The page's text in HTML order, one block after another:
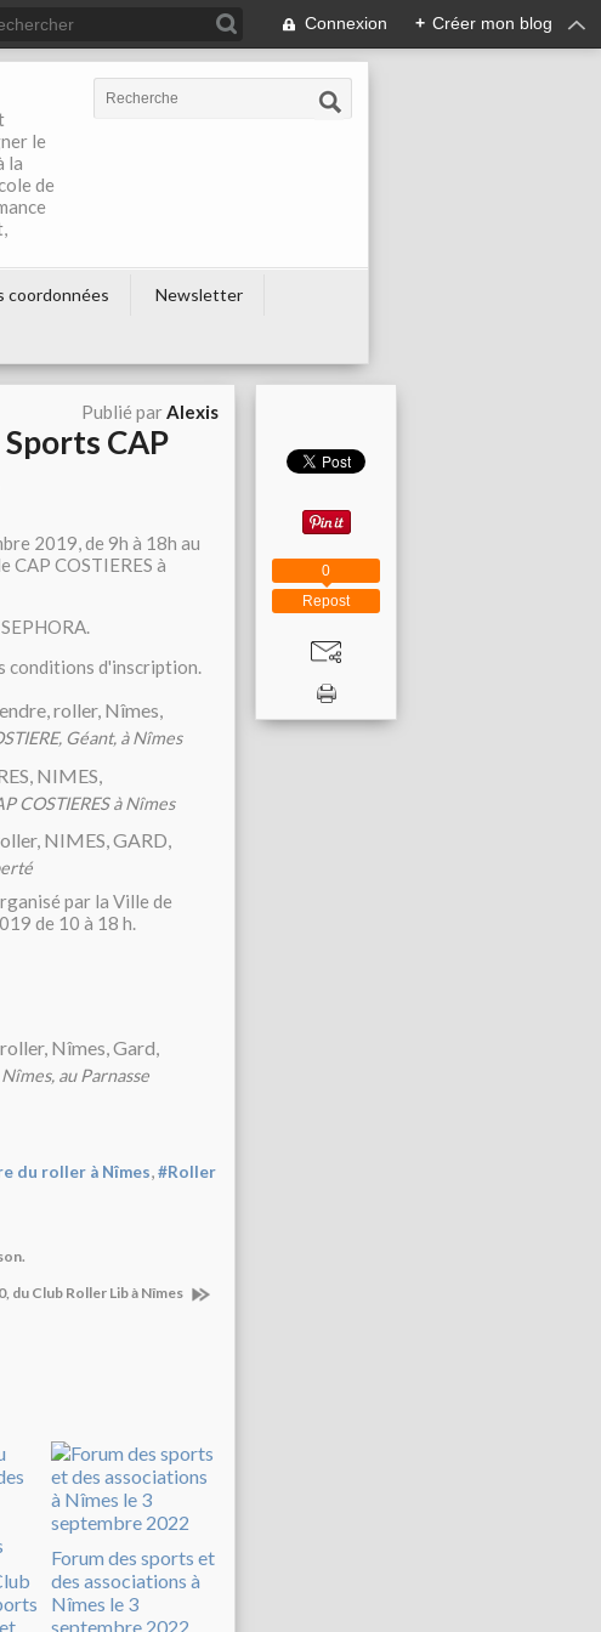
Connexion + Créer mon blog
le
la
de
coordonnées
Newsletter
Publié parAlexis
CAP
2019, de 9h à 18h au
CAP COSTIERES à
conditions d'inscription.
Géant, à Nîmes
COSTIERES à Nîmes
par la Ville de
de 10 à 18 h.
au Parnasse
du roller à Nîmes,#Roller
du Club Roller Lib à Nîmes
Forum des sports et
des associations à
Nîmes le 3
septembre 2022
Repost
0